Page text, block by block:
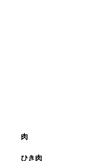
肉
ひき肉